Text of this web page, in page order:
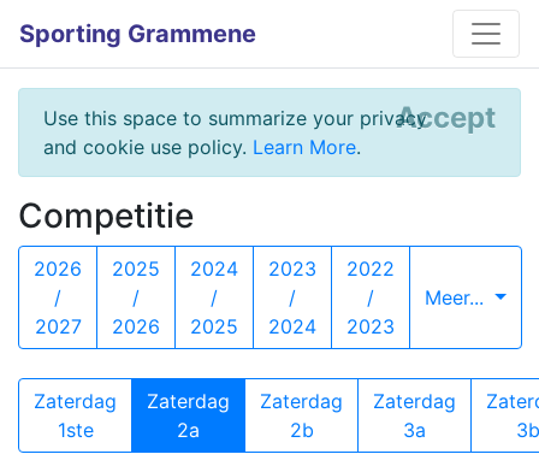
Sporting Grammene
Use this space to summarize your privacy
and cookie use policy. Learn More.
Accept
Competitie
2026
/
2027
2025
/
2026
2024
/
2025
2023
/
2024
2022
/
2023
Meer...
Zaterdag
1ste
Zaterdag
2a
Zaterdag
2b
Zaterdag
3a
3b